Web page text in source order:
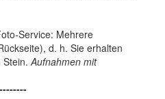
Service: Mehrere
d. h. Sie erhalten
Aufnahmen mit